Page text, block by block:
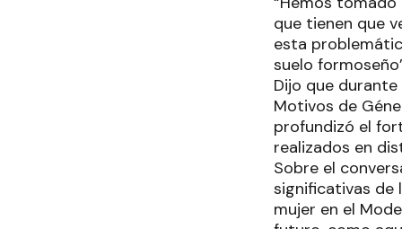
que tienen que
esta
suelo
Dijo que
Motivos de
profundizó el
realizados en
Sobre el
significativas de
mujer en el